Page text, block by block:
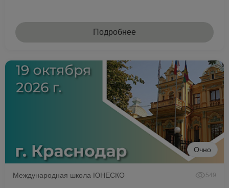
Подробнее
Очно
Международная школа ЮНЕСКО 549